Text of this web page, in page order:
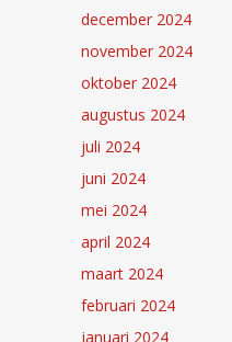
december 2024
november 2024
oktober 2024
augustus 2024
juli 2024
juni 2024
mei 2024
april 2024
maart 2024
februari 2024
januari 2024